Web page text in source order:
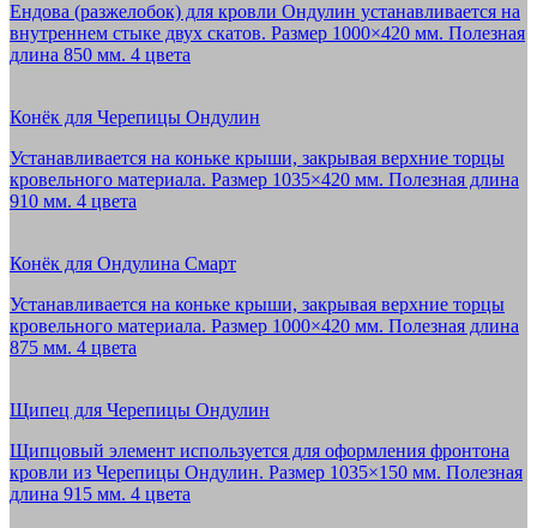
Ендова (разжелобок) для кровли Ондулин устанавливается на
внутреннем стыке двух скатов. Размер 1000×420 мм. Полезная
длина 850 мм. 4 цвета
Конёк для Черепицы Ондулин
Устанавливается на коньке крыши, закрывая верхние торцы
кровельного материала. Размер 1035×420 мм. Полезная длина
910 мм. 4 цвета
Конёк для Ондулина Смарт
Устанавливается на коньке крыши, закрывая верхние торцы
кровельного материала. Размер 1000×420 мм. Полезная длина
875 мм. 4 цвета
Щипец для Черепицы Ондулин
Щипцовый элемент используется для оформления фронтона
кровли из Черепицы Ондулин. Размер 1035×150 мм. Полезная
длина 915 мм. 4 цвета